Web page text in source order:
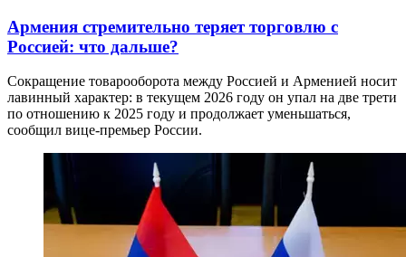
Армения стремительно теряет торговлю с
Россией: что дальше?
Сокращение товарооборота между Россией и Арменией носит
лавинный характер: в текущем 2026 году он упал на две трети
по отношению к 2025 году и продолжает уменьшаться,
сообщил вице-премьер России.